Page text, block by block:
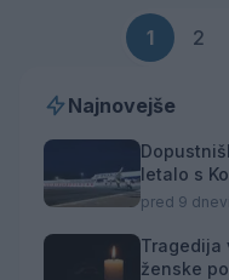
1 2
Najnovejše
letalo s
pred 9 dnevi
Tragedija
ženske